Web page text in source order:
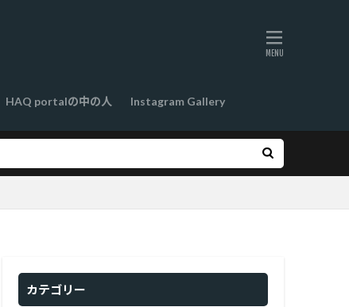
HAQ portalの中の人 Instagram Gallery
カテゴリー